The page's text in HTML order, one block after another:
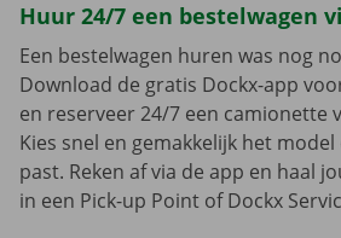
Huur 24/7 een bestelwagen
Een bestelwagen huren was nog
Download de gratis Dockx-app
en reserveer 24/7 een camionette
Kies snel en gemakkelijk het
past. Reken af via de app en haal
in een Pick-up Point of Dockx